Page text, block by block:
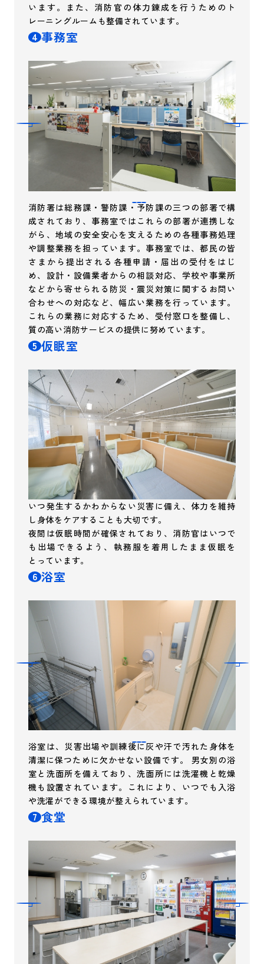
います。また、消防官の体力錬成を行うためのト
レーニングルームも整備されています。
4 事務室
消防署は総務課・警防課・予防課の三つの部署で構
成されており、事務室ではこれらの部署が連携しな
がら、地域の安全安心を支えるための各種事務処理
や調整業務を担っています。事務室では、都民の皆
さまから提出される各種申請・届出の受付をはじ
め、設計・設備業者からの相談対応、学校や事業所
などから寄せられる防災・震災対策に関するお問い
合わせへの対応など、幅広い業務を行っています。
これらの業務に対応するため、受付窓口を整備し、
質の高い消防サービスの提供に努めています。
5 仮眠室
いつ発生するかわからない災害に備え、体力を維持
し身体をケアすることも大切です。
夜間は仮眠時間が確保されており、消防官はいつで
も出場できるよう、執務服を着用したまま仮眠を
とっています。
6 浴室
浴室は、災害出場や訓練後に灰や汗で汚れた身体を
清潔に保つために欠かせない設備です。 男女別の浴
室と洗面所を備えており、洗面所には洗濯機と乾燥
機も設置されています。これにより、いつでも入浴
や洗濯ができる環境が整えられています。
7 食堂